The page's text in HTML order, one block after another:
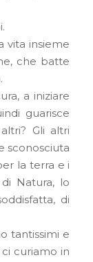
vita insieme
che batte
a iniziare
guarisce
Gli altri
sconosciuta
la terra e i
Natura, lo
di
tantissimi e
curiamo in